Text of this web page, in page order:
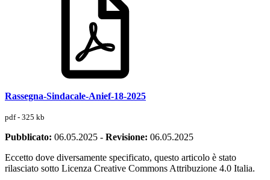
Rassegna-Sindacale-Anief-18-2025
pdf - 325 kb
Pubblicato: 06.05.2025 - Revisione: 06.05.2025
Eccetto dove diversamente specificato, questo articolo è stato
rilasciato sotto Licenza Creative Commons Attribuzione 4.0 Italia.